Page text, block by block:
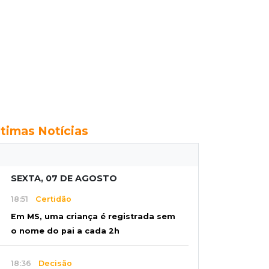
Notícias
SEXTA, 07 DE AGOSTO
18:51 Certidão
Em MS, uma criança é registrada sem
o nome do pai a cada 2h
18:36 Decisão